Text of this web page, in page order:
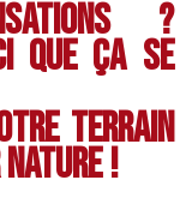
?
que ça se
terrain
!